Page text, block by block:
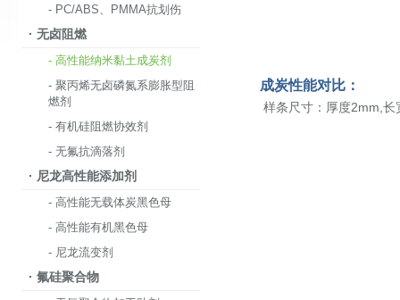
- PC/ABS、PMMA抗划伤
· 无卤阻燃
- 高性能纳米黏土成炭剂
- 聚丙烯无卤磷氮系膨胀型阻
燃剂
- 有机硅阻燃协效剂
- 无氟抗滴落剂
· 尼龙高性能添加剂
- 高性能无载体炭黑色母
- 高性能有机黑色母
- 尼龙流变剂
· 氟硅聚合物
成炭性能对比：
样条尺寸：厚度2mm,长